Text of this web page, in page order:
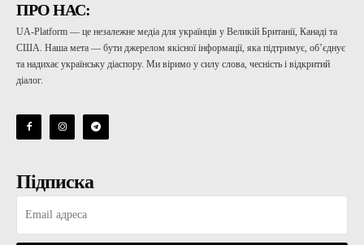
ПРО НАС:
UA-Platform — це незалежне медіа для українців у Великій Британії, Канаді та
США. Наша мета — бути джерелом якісної інформації, яка підтримує, об’єднує
та надихає українську діаспору. Ми віримо у силу слова, чесність і відкритий
діалог.
Підписка